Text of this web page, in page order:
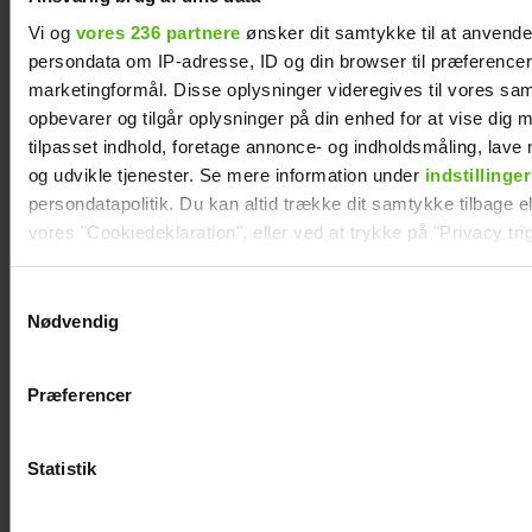
Vi og vores 236 partnere ønsker dit samtykke til at
persondata om IP-adresse, ID og din browser til
marketingformål. Disse oplysninger videregives til vores
opbevarer og tilgår oplysninger på din enhed for at vise dig
tilpasset indhold, foretage annonce- og indholdsmåling, lave
og udvikle tjenester. Se mere information under indstillinger
persondatapolitik. Du kan altid trække dit samtykke tilbage
vores "Cookiedeklaration", eller ved at trykke på "Privacy
Vi anvender egne cookies og cookies fra tredjeparter til at
generere statistik og huske dine præferencer samt til brug
Nødvendig
Præferencer
Statistik
venter barn nummer
to